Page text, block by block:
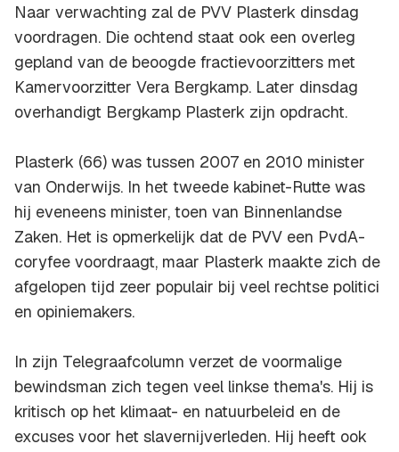
Naar verwachting zal de PVV Plasterk dinsdag
voordragen. Die ochtend staat ook een overleg
gepland van de beoogde fractievoorzitters met
Kamervoorzitter Vera Bergkamp. Later dinsdag
overhandigt Bergkamp Plasterk zijn opdracht.
Plasterk (66) was tussen 2007 en 2010 minister
van Onderwijs. In het tweede kabinet-Rutte was
hij eveneens minister, toen van Binnenlandse
Zaken. Het is opmerkelijk dat de PVV een PvdA-
coryfee voordraagt, maar Plasterk maakte zich de
afgelopen tijd zeer populair bij veel rechtse politici
en opiniemakers.
In zijn Telegraafcolumn verzet de voormalige
bewindsman zich tegen veel linkse thema's. Hij is
kritisch op het klimaat- en natuurbeleid en de
excuses voor het slavernijverleden. Hij heeft ook